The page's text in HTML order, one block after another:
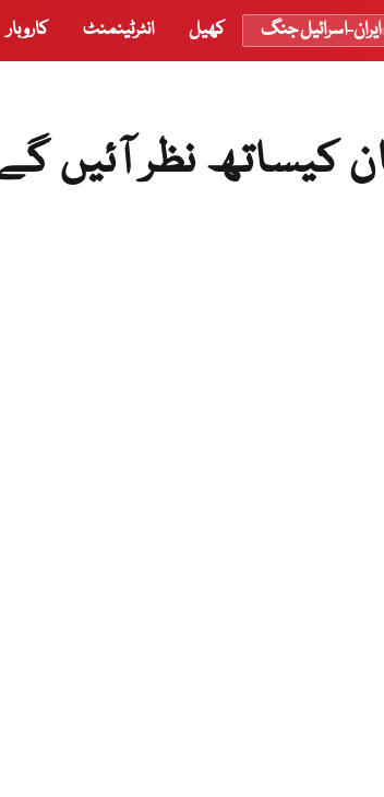
ایران-اسرائیل جنگ کھیل انٹرٹینمنٹ کاروبار